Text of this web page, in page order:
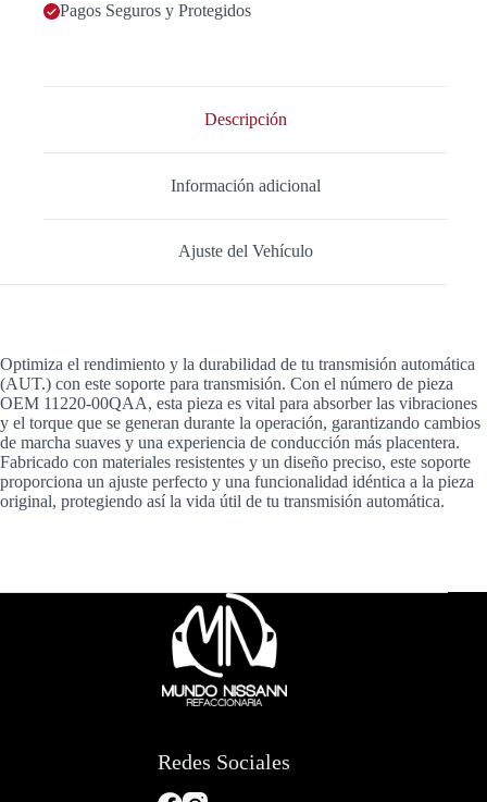
Pagos Seguros y Protegidos
Descripción
Información adicional
Ajuste del Vehículo
Optimiza el rendimiento y la durabilidad de tu transmisión automática
(AUT.) con este soporte para transmisión. Con el número de pieza
OEM 11220-00QAA, esta pieza es vital para absorber las vibraciones
y el torque que se generan durante la operación, garantizando cambios
de marcha suaves y una experiencia de conducción más placentera.
Fabricado con materiales resistentes y un diseño preciso, este soporte
proporciona un ajuste perfecto y una funcionalidad idéntica a la pieza
original, protegiendo así la vida útil de tu transmisión automática.
Redes Sociales